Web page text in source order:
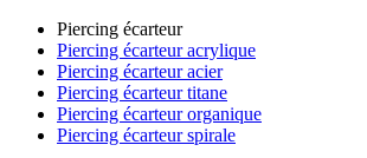
Piercing écarteur
Piercing écarteur acrylique
Piercing écarteur acier
Piercing écarteur titane
Piercing écarteur organique
Piercing écarteur spirale